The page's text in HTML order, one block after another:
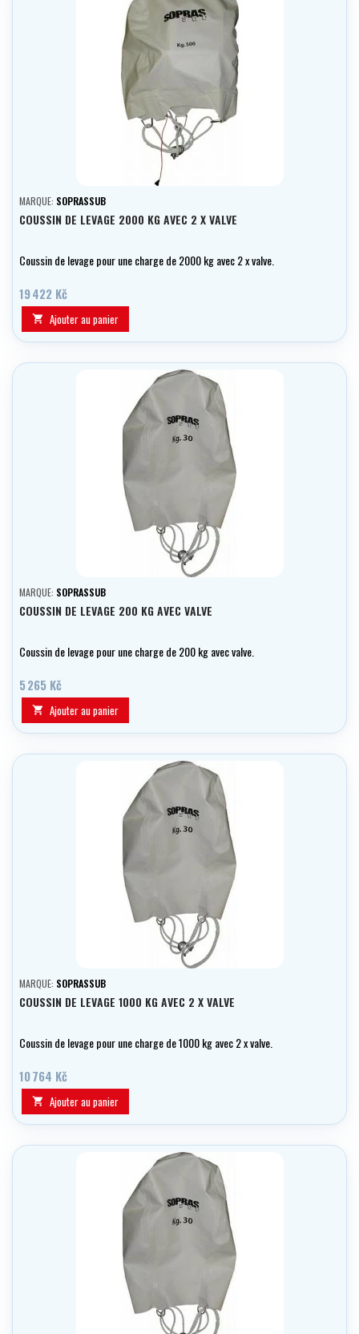
MARQUE: SOPRASSUB
COUSSIN DE LEVAGE 2000 KG AVEC 2 X VALVE
Coussin de levage pour une charge de 2000 kg avec 2 x valve.
19 422 Kč
 Ajouter au panier
MARQUE: SOPRASSUB
COUSSIN DE LEVAGE 200 KG AVEC VALVE
Coussin de levage pour une charge de 200 kg avec valve.
5 265 Kč
 Ajouter au panier
MARQUE: SOPRASSUB
COUSSIN DE LEVAGE 1000 KG AVEC 2 X VALVE
Coussin de levage pour une charge de 1000 kg avec 2 x valve.
10 764 Kč
 Ajouter au panier